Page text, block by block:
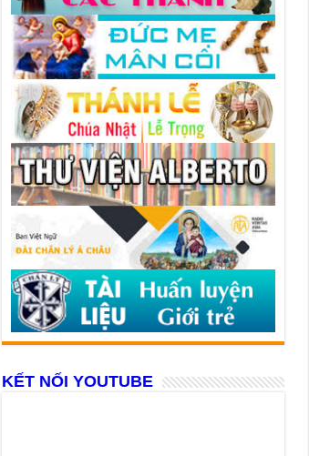
KẾT NỐI YOUTUBE